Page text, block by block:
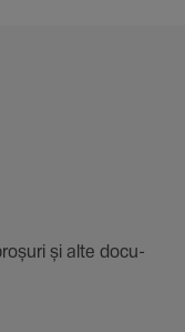
și alte docu­